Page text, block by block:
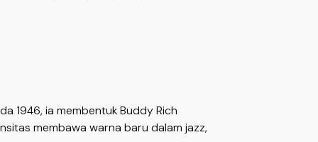
1946, ia membentuk Buddy Rich
membawa warna baru dalam jazz,